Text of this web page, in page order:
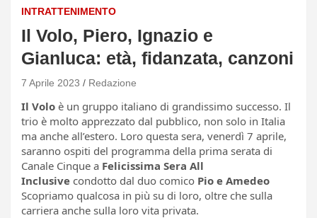
INTRATTENIMENTO
Il Volo, Piero, Ignazio e
Gianluca: età, fidanzata, canzoni
7 Aprile 2023 Redazione
Il Volo è un gruppo italiano di grandissimo successo. Il
trio è molto apprezzato dal pubblico, non solo in Italia
ma anche all’estero. Loro questa sera, venerdì 7 aprile,
saranno ospiti del programma della prima serata di
Canale Cinque a Felicissima Sera All
Inclusive condotto dal duo comico Pio e Amedeo
Scopriamo qualcosa in più su di loro, oltre che sulla
carriera anche sulla loro vita privata.